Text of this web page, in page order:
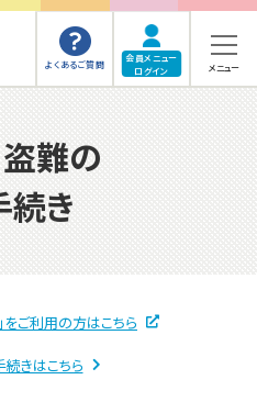
よくあるご質問
会員メニュー
ログイン
メニュー
盗難の
続き
ご利用の方はこちら
きはこちら